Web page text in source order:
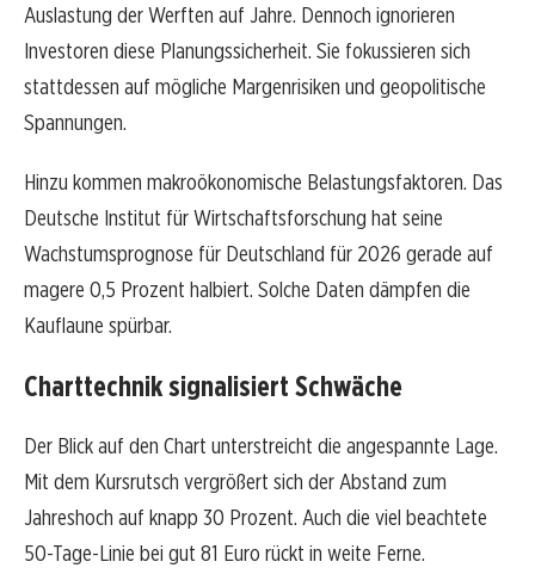
Auslastung der Werften auf Jahre. Dennoch ignorieren
Investoren diese Planungssicherheit. Sie fokussieren sich
stattdessen auf mögliche Margenrisiken und geopolitische
Spannungen.
Hinzu kommen makroökonomische Belastungsfaktoren. Das
Deutsche Institut für Wirtschaftsforschung hat seine
Wachstumsprognose für Deutschland für 2026 gerade auf
magere 0,5 Prozent halbiert. Solche Daten dämpfen die
Kauflaune spürbar.
Charttechnik signalisiert Schwäche
Der Blick auf den Chart unterstreicht die angespannte Lage.
Mit dem Kursrutsch vergrößert sich der Abstand zum
Jahreshoch auf knapp 30 Prozent. Auch die viel beachtete
50-Tage-Linie bei gut 81 Euro rückt in weite Ferne.